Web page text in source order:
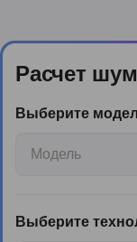
Расчет
Выберите
Модель
Выберите